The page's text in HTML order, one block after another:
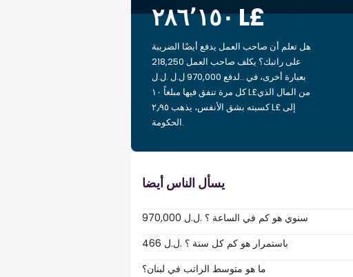
‏٢٨٦٬١٥٠ L£
هل تعلم أن صاحب العمل يدفع أيضًا الضريبة
على راتبك؟ يكلف صاحب العمل 218,250
ل.ل.‎ لدفع 970,000 ل.ل.‎. بعبارة أخرى، في
كل مرة تنفق فيها مبلغاً ‏١٠ L£من المال الذي
كسبته بشق الأنفس، يذهب ‏٢٫٩٥ L£ إلى
الحكومة.
يسأل الناس أيضا
970,000 ل.ل.‎ سنوي هو كم في الساعة ؟
466 ل.ل.‎ باستمرار هو كم كل سنة ؟
ما هو متوسط الراتب في لبنان؟